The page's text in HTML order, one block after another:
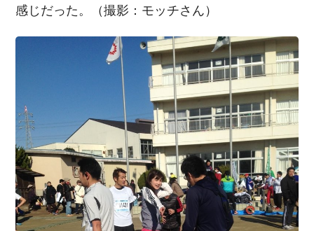
感じだった。（撮影：モッチさん）